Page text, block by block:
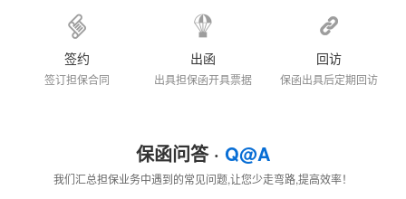
签约
签订担保合同
出函
出具担保函开具票据
回访
保函出具后定期回访
保函问答 · Q@A
我们汇总担保业务中遇到的常见问题,让您少走弯路,提高效率！